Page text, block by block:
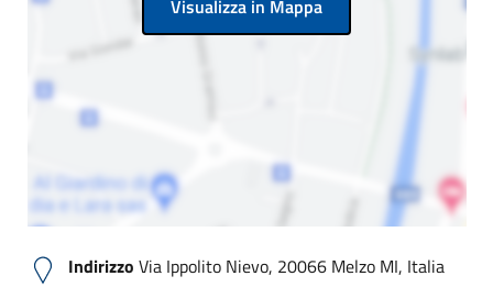
Visualizza in Mappa
Indirizzo Via Ippolito Nievo, 20066 Melzo MI, Italia